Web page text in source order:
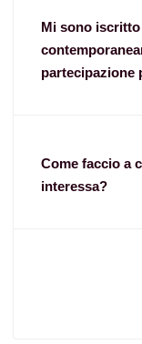
Mi sono
partecipazione
Come faccio a
interessa?